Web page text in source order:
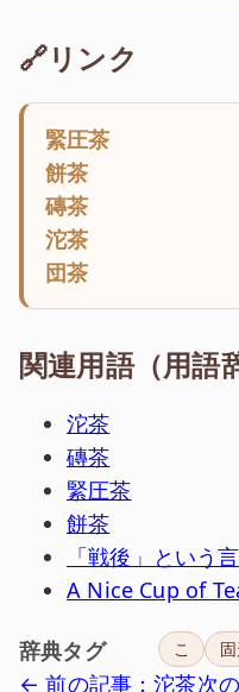
🔗リンク
緊圧茶
餅茶
磚茶
沱茶
団茶
関連用語（用語
沱茶
磚茶
緊圧茶
餅茶
「戦後」という
A Nice Cup of
辞典タグ こ
← 前の記事：沱茶次